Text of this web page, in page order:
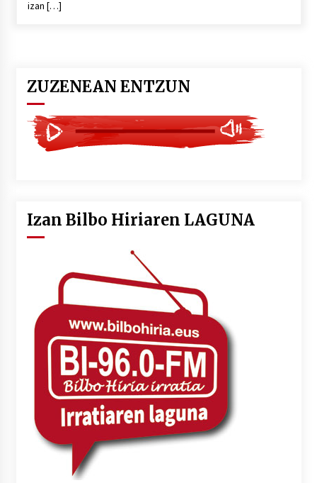
da
2026/07/07
2026/07/03
SOINUGELA: Paul McCartney eta Ringo Starr-en
lan berriak
2026/07/03
MUSIBLA #297: Bide, Boards Of Canada, Somak,
Tiga, Twisted Teens, Underscores, Habia
2026/07/02
izan […]
ZUZENEAN ENTZUN
Izan Bilbo Hiriaren LAGUNA